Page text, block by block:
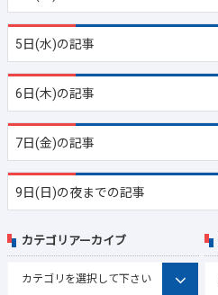
5日(水)の記事
6日(木)の記事
7日(金)の記事
9日(日)の夜までの記事
カテゴリアーカイブ